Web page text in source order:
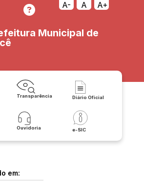
A- A A+
Municipal de
Transparência Diário Oficial
Ouvidoria e-SIC
em: